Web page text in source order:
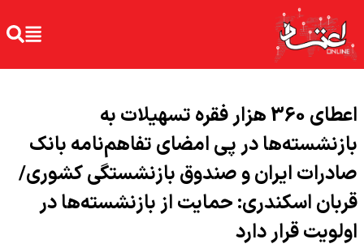
اعطای 360 هزار فقره تسهیلات به
بازنشسته‌ها در پی امضای تفاهم‌نامه بانک
صادرات ایران و صندوق بازنشستگی کشوری/
قربان اسکندری: حمایت از بازنشسته‌ها در
اولویت قرار دارد